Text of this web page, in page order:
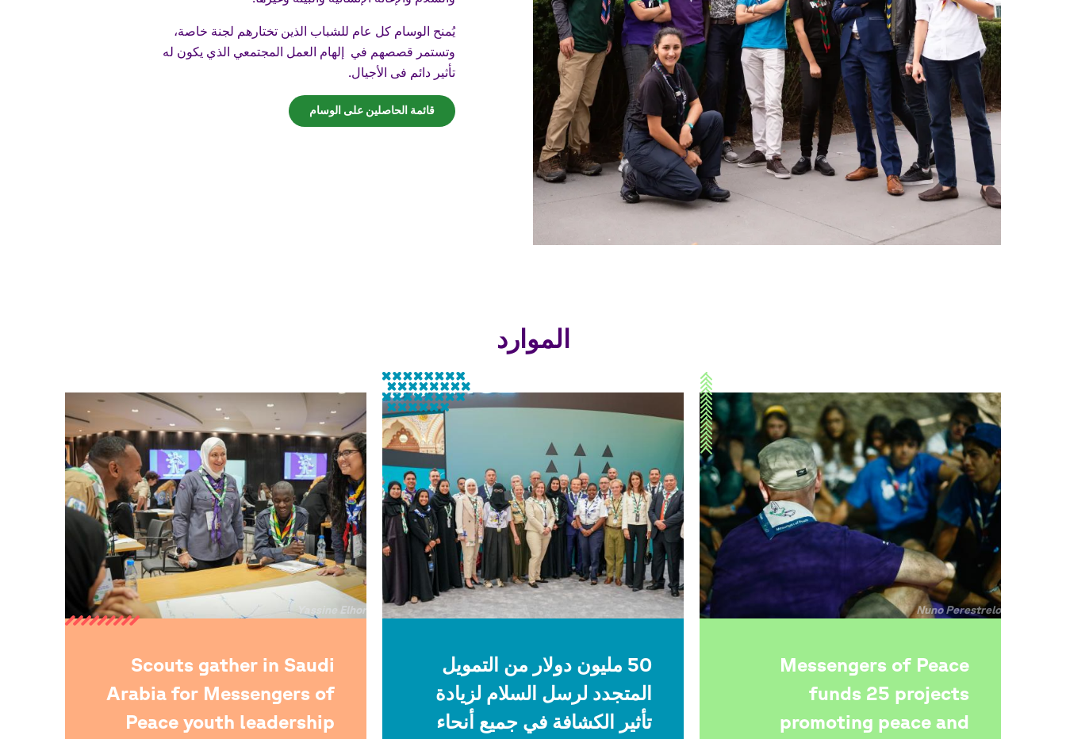
يُمنح الوسام كل عام للشباب الذين تختارهم لجنة خاصة،
وتستمر قصصهم في إلهام العمل المجتمعي الذي يكون له
تأثير دائم فى الأجيال.
قائمة الحاصلين على الوسام
الموارد
جميع
Nuno Perestrelo
جميع
Yassine Elhor